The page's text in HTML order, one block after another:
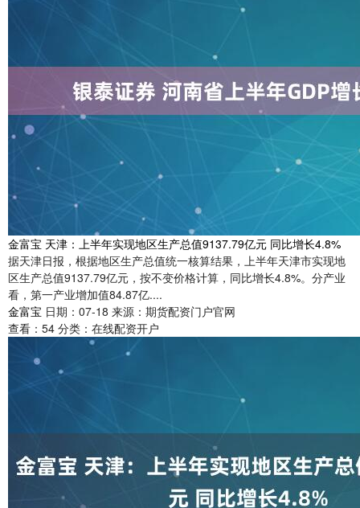
金富宝 天津：上半年实现地区生产总值9137.79亿元 同比增长4.8%
据天津日报，根据地区生产总值统一核算结果，上半年天津市实现地
区生产总值9137.79亿元，按不变价格计算，同比增长4.8%。分产业
看，第一产业增加值84.87亿....
金富宝 日期：07-18 来源：期货配资门户官网
查看： 54 分类： 在线配资开户